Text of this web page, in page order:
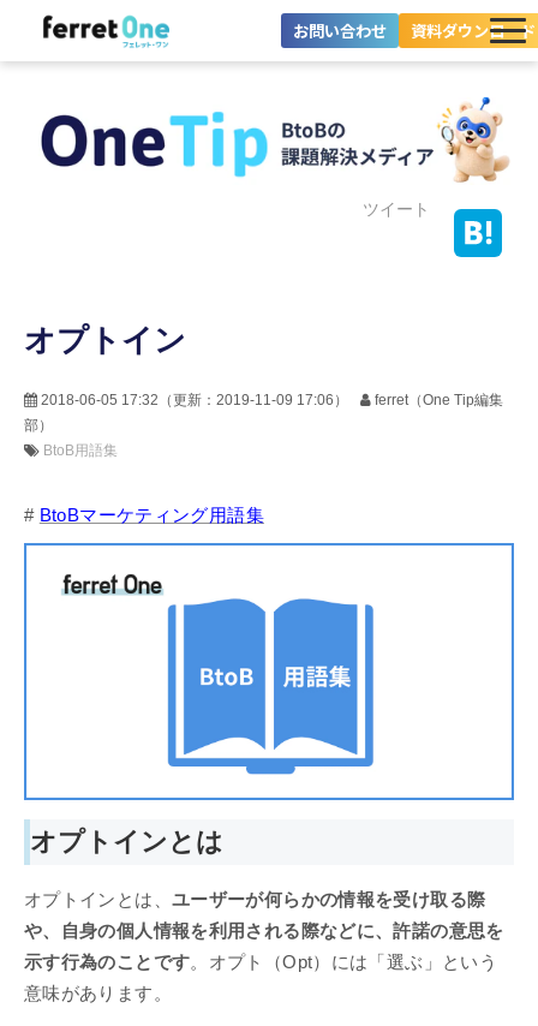
お問い合わせ 資料ダウンロード
ツール・機能一覧
ツイート
オプトイン
2018-06-05 17:32 （更新： 2019-11-09 17:06 ）
ferret（One Tip編集
部）
BtoB用語集
# BtoBマーケティング用語集
オプトインとは
オプトインとは、 ユーザーが何らかの情報を受け取る際
や、自身の個人情報を利用される際などに、許諾の意思を
示す行為のことです。オプト（Opt）には「選ぶ」という
意味があります。